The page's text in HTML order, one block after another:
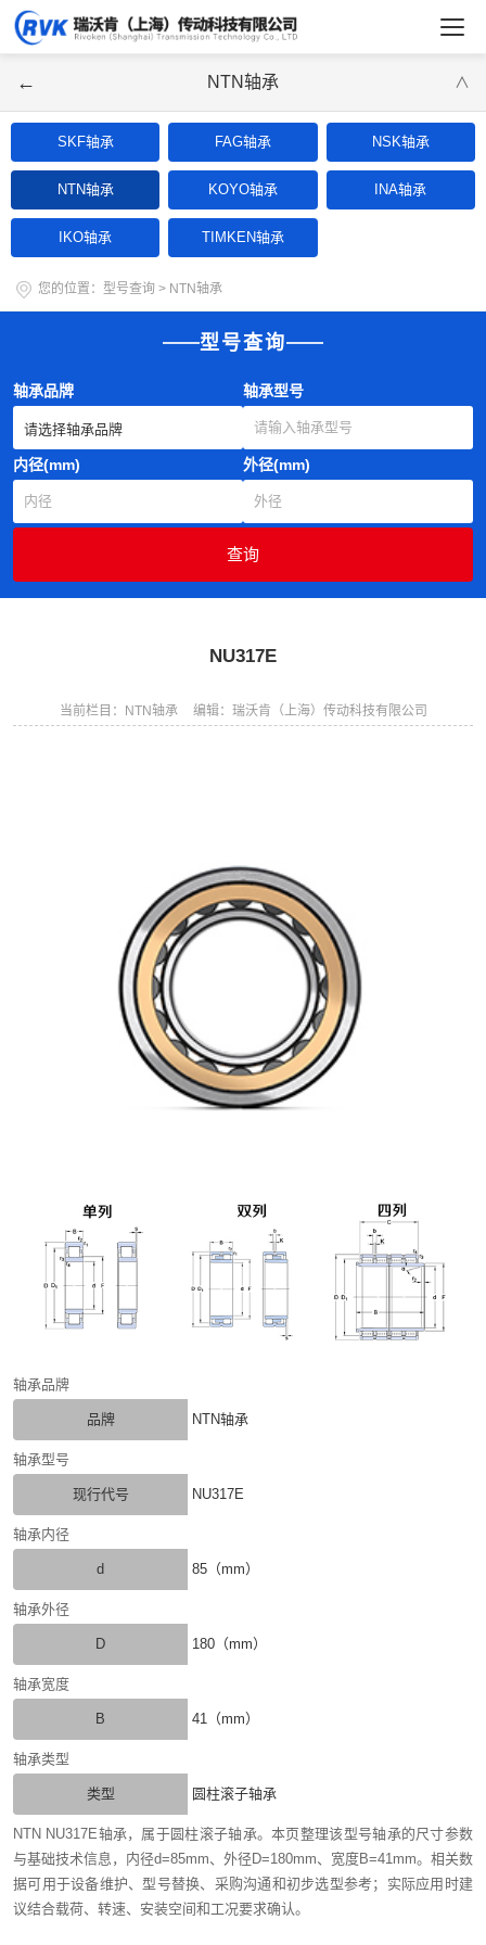
← NTN轴承 ∨
SKF轴承 FAG轴承 NSK轴承
NTN轴承 KOYO轴承 INA轴承
IKO轴承 TIMKEN轴承
您的位置： 型号查询 > NTN轴承
型号查询
轴承品牌 轴承型号
内径(mm) 外径(mm)
NU317E
当前栏目：NTN轴承 编辑：瑞沃肯（上海）传动科技有限公司
轴承品牌
品牌 NTN轴承
轴承型号
现行代号 NU317E
轴承内径
d 85（mm）
轴承外径
D 180（mm）
轴承宽度
B 41（mm）
轴承类型
类型 圆柱滚子轴承
NTN NU317E轴承，属于圆柱滚子轴承。本页整理该型号轴承的尺寸参数
与基础技术信息，内径d=85mm、外径D=180mm、宽度B=41mm。相关数
据可用于设备维护、型号替换、采购沟通和初步选型参考；实际应用时建
议结合载荷、转速、安装空间和工况要求确认。